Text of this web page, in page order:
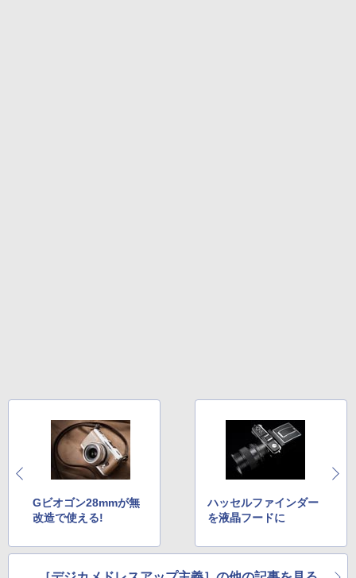
Gビオゴン28mmが無
改造で使える!
ハッセルファインダー
を液晶フードに